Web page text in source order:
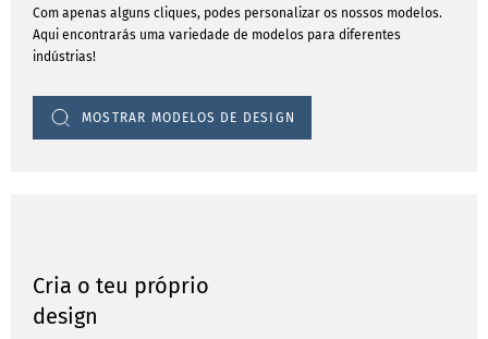
Com apenas alguns cliques, podes personalizar os nossos modelos.
Aqui encontrarás uma variedade de modelos para diferentes
indústrias!
MOSTRAR MODELOS DE DESIGN
Cria o teu próprio
design